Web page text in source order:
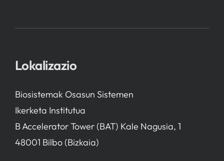
Lokalizazio
Biosistemak Osasun Sistemen
Ikerketa Institutua
B Accelerator Tower (BAT) Kale Nagusia, 1
48001 Bilbo (Bizkaia)